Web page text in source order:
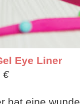
Eye Liner
€